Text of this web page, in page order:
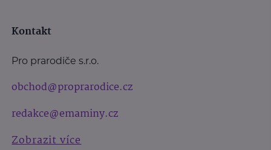
Kontakt
Pro prarodiče s.r.o.
obchod@proprarodice.cz
redakce@emaminy.cz
Zobrazit více